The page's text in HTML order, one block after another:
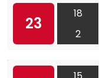
23
18
2